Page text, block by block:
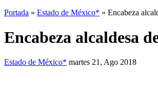
Portada » Estado de México* » Encabeza
Encabeza alcaldesa
Estado de México* martes 21, Ago 2018